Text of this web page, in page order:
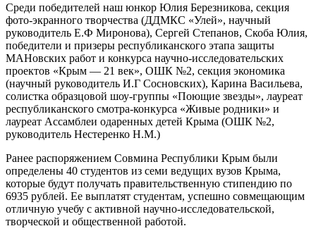
Среди победителей наш юнкор Юлия Березникова, секция
фото-экранного творчества (ДДМКС «Улей», научный
руководитель Е.Ф Миронова), Сергей Степанов, Скоба Юлия,
победители и призеры республиканского этапа защиты
МАНовских работ и конкурса научно-исследовательских
проектов «Крым — 21 век», ОШК №2, секция экономика
(научный руководитель И.Г Сосновских), Карина Васильева,
солистка образцовой шоу-группы «Поющие звезды», лауреат
республиканского смотра-конкурса «Живые родники» и
лауреат Ассамблеи одаренных детей Крыма (ОШК №2,
руководитель Нестеренко Н.М.)
Ранее распоряжением Совмина Республики Крым были
определены 40 студентов из семи ведущих вузов Крыма,
которые будут получать правительственную стипендию по
6935 рублей. Ее выплатят студентам, успешно совмещающим
отличную учебу с активной научно-исследовательской,
творческой и общественной работой.